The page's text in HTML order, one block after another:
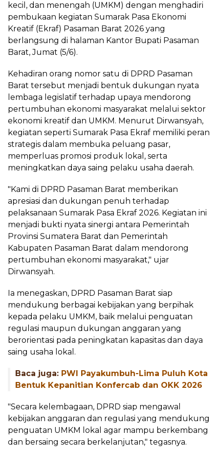
kecil, dan menengah (UMKM) dengan menghadiri
pembukaan kegiatan Sumarak Pasa Ekonomi
Kreatif (Ekraf) Pasaman Barat 2026 yang
berlangsung di halaman Kantor Bupati Pasaman
Barat, Jumat (5/6).
Kehadiran orang nomor satu di DPRD Pasaman
Barat tersebut menjadi bentuk dukungan nyata
lembaga legislatif terhadap upaya mendorong
pertumbuhan ekonomi masyarakat melalui sektor
ekonomi kreatif dan UMKM. Menurut Dirwansyah,
kegiatan seperti Sumarak Pasa Ekraf memiliki peran
strategis dalam membuka peluang pasar,
memperluas promosi produk lokal, serta
meningkatkan daya saing pelaku usaha daerah.
"Kami di DPRD Pasaman Barat memberikan
apresiasi dan dukungan penuh terhadap
pelaksanaan Sumarak Pasa Ekraf 2026. Kegiatan ini
menjadi bukti nyata sinergi antara Pemerintah
Provinsi Sumatera Barat dan Pemerintah
Kabupaten Pasaman Barat dalam mendorong
pertumbuhan ekonomi masyarakat," ujar
Dirwansyah.
Ia menegaskan, DPRD Pasaman Barat siap
mendukung berbagai kebijakan yang berpihak
kepada pelaku UMKM, baik melalui penguatan
regulasi maupun dukungan anggaran yang
berorientasi pada peningkatan kapasitas dan daya
saing usaha lokal.
Baca juga: PWI Payakumbuh-Lima Puluh Kota
Bentuk Kepanitian Konfercab dan OKK 2026
"Secara kelembagaan, DPRD siap mengawal
kebijakan anggaran dan regulasi yang mendukung
penguatan UMKM lokal agar mampu berkembang
dan bersaing secara berkelanjutan," tegasnya.